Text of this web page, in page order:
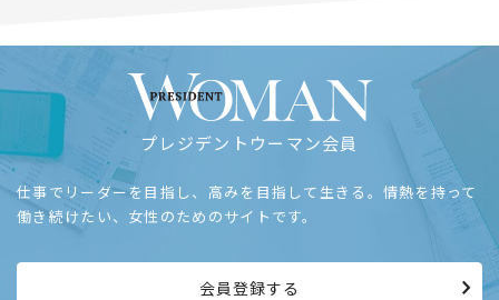
プレジデントウーマン会員
仕事でリーダーを目指し、高みを目指して生きる。情熱を持って
働き続けたい、女性のためのサイトです。
会員登録する